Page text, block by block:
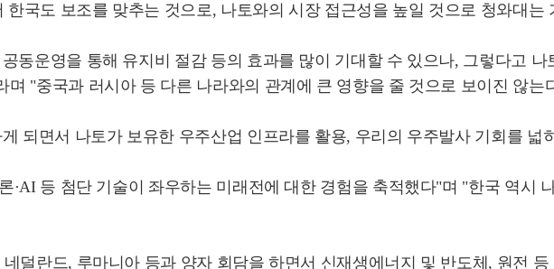
국도 보조를 맞추는 것으로, 나토와의 시장 접근성을 높일 것으로 청와대는
동운영을 통해 유지비 절감 등의 효과를 많이 기대할 수 있으나, 그렇다고
며 "중국과 러시아 등 다른 나라와의 관계에 큰 영향을 줄 것으로 보이진 않는
되면서 나토가 보유한 우주산업 인프라를 활용, 우리의 우주발사 기회를
·AI 등 첨단 기술이 좌우하는 미래전에 대한 경험을 축적했다"며 "한국 역시
덜란드, 루마니아 등과 양자 회담을 하면서 신재생에너지 및 반도체, 원전